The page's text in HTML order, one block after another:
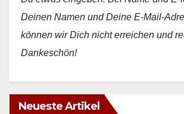
e
Deinen Namen und Deine E‑Mail-
kön­nen wir Dich nicht erre­ichen und
Dankeschön!
Neueste Artikel